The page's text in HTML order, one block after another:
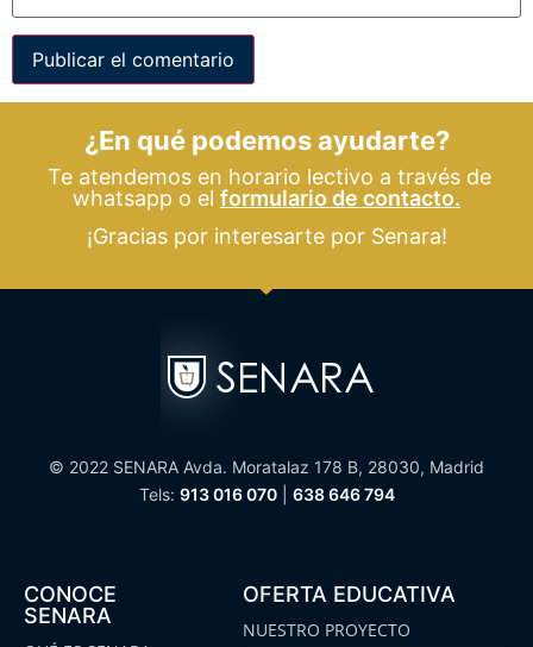
¿En qué podemos ayudarte?
Te atendemos en horario lectivo a través de
whatsapp o el formulario de contacto.
¡Gracias por interesarte por Senara!
© 2022 SENARA Avda. Moratalaz 178 B, 28030, Madrid
Tels: 913 016 070| 638 646 794
CONOCE
SENARA
OFERTA EDUCATIVA
NUESTRO PROYECTO